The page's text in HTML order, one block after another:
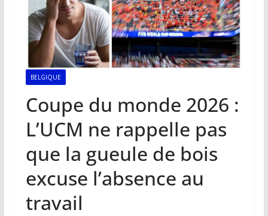
BELGIQUE
Coupe du monde 2026 :
L’UCM ne rappelle pas
que la gueule de bois
excuse l’absence au
travail